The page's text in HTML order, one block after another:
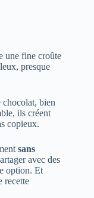
une fine croûte
presque
bien
ils créent
copieux.
sans
avec des
option. Et
recette